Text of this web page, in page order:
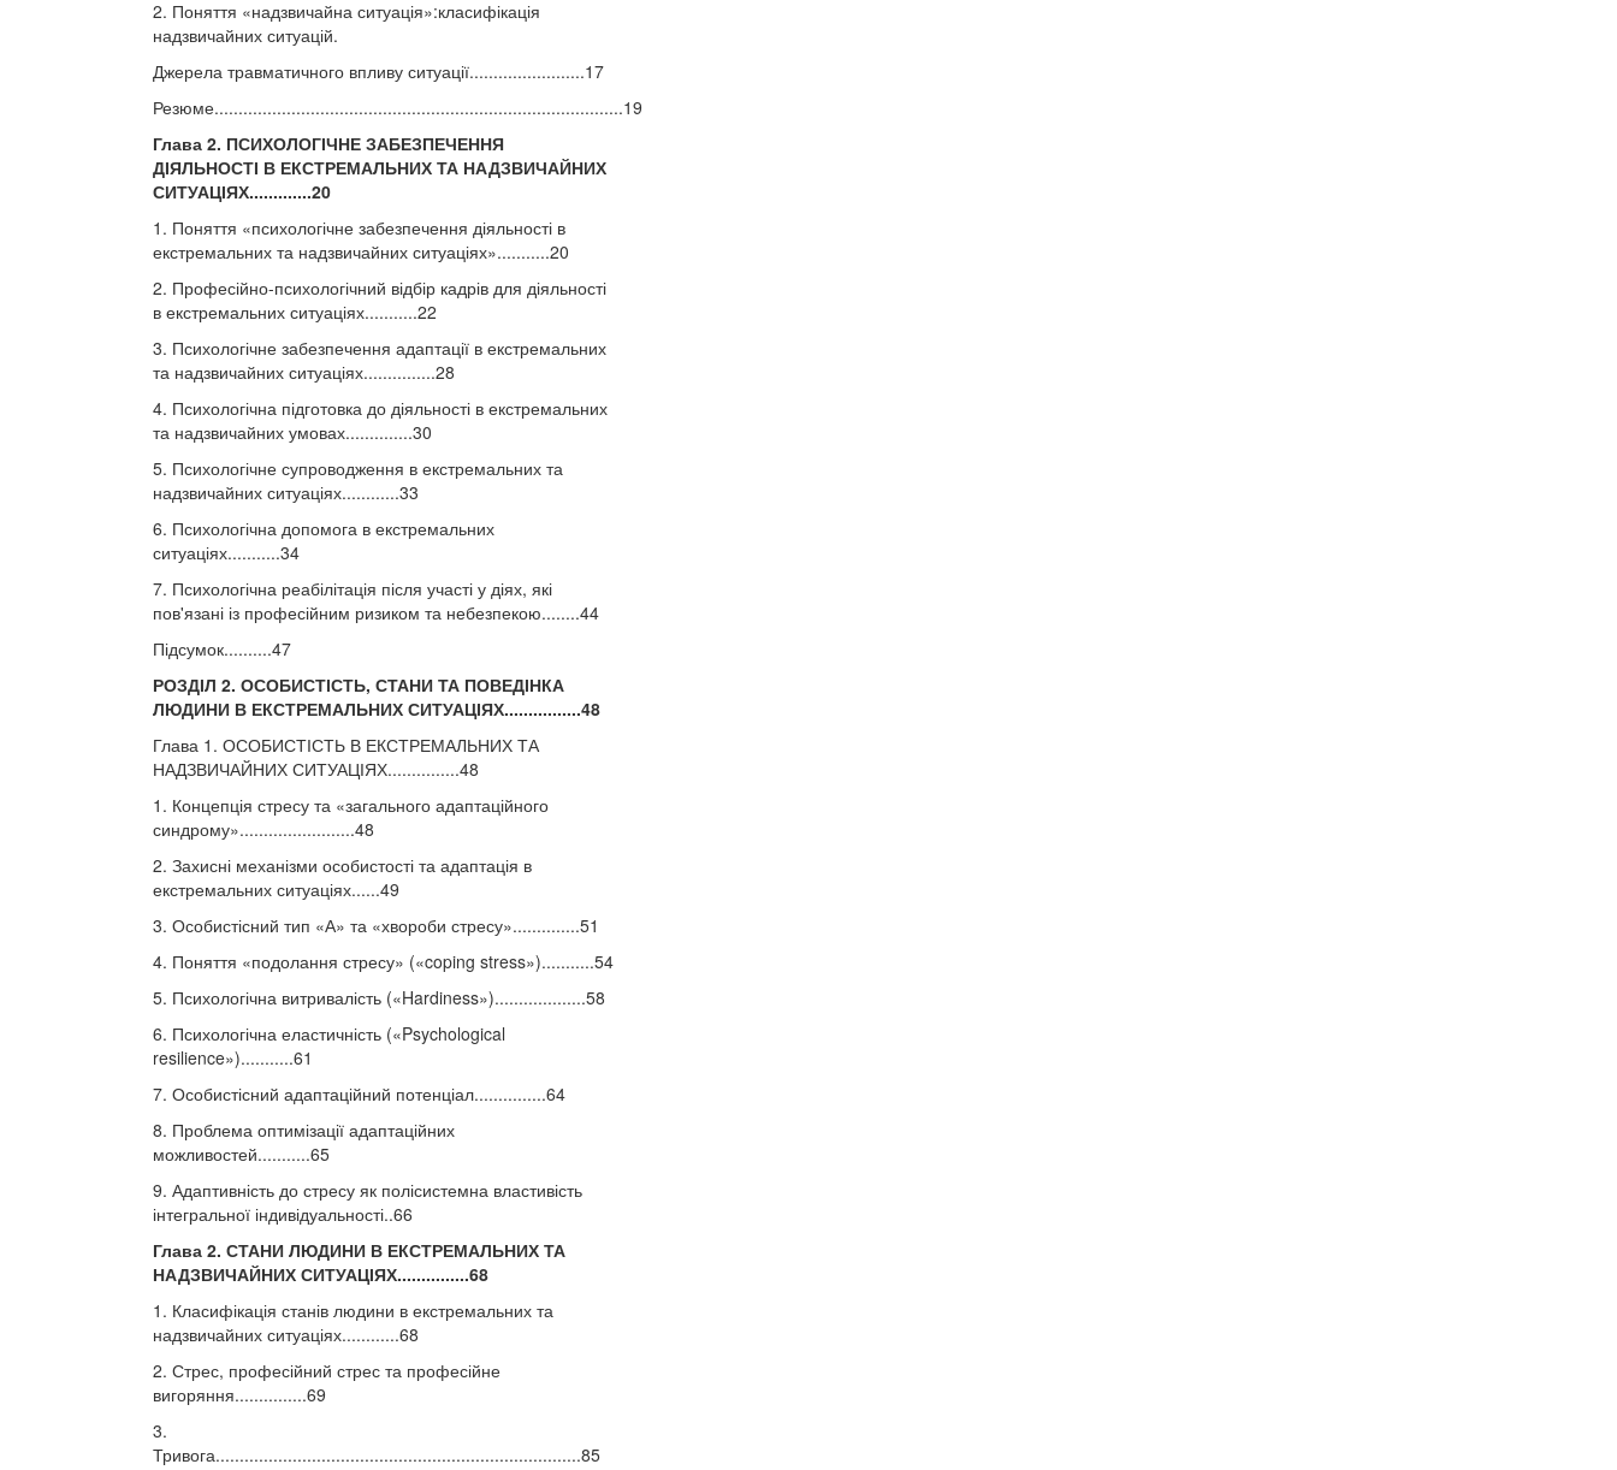
2. Поняття «надзвичайна ситуація»:класифікація
надзвичайних ситуацій.
Джерела травматичного впливу ситуації........................17
Резюме.....................................................................................19
Глава 2. ПСИХОЛОГІЧНЕ ЗАБЕЗПЕЧЕННЯ
ДІЯЛЬНОСТІ В ЕКСТРЕМАЛЬНИХ ТА НАДЗВИЧАЙНИХ
СИТУАЦІЯХ.............20
1. Поняття «психологічне забезпечення діяльності в
екстремальних та надзвичайних ситуаціях»...........20
2. Професійно-психологічний відбір кадрів для діяльності
в екстремальних ситуаціях...........22
3. Психологічне забезпечення адаптації в екстремальних
та надзвичайних ситуаціях...............28
4. Психологічна підготовка до діяльності в екстремальних
та надзвичайних умовах..............30
5. Психологічне супроводження в екстремальних та
надзвичайних ситуаціях............33
6. Психологічна допомога в екстремальних
ситуаціях...........34
7. Психологічна реабілітація після участі у діях, які
пов'язані із професійним ризиком та небезпекою........44
Підсумок..........47
РОЗДІЛ 2. ОСОБИСТІСТЬ, СТАНИ ТА ПОВЕДІНКА
ЛЮДИНИ В ЕКСТРЕМАЛЬНИХ СИТУАЦІЯХ................48
Глава 1. ОСОБИСТІСТЬ В ЕКСТРЕМАЛЬНИХ ТА
НАДЗВИЧАЙНИХ СИТУАЦІЯХ...............48
1. Концепція стресу та «загального адаптаційного
синдрому»........................48
2. Захисні механізми особистості та адаптація в
екстремальних ситуаціях......49
3. Особистісний тип «А» та «хвороби стресу»..............51
4. Поняття «подолання стресу» («coping stress»)...........54
5. Психологічна витривалість («Hardiness»)...................58
6. Психологічна еластичність («Psychological
resilience»)...........61
7. Особистісний адаптаційний потенціал...............64
8. Проблема оптимізації адаптаційних
можливостей...........65
9. Адаптивність до стресу як полісистемна властивість
інтегральної індивідуальності..66
Глава 2. СТАНИ ЛЮДИНИ В ЕКСТРЕМАЛЬНИХ ТА
НАДЗВИЧАЙНИХ СИТУАЦІЯХ...............68
1. Класифікація станів людини в екстремальних та
надзвичайних ситуаціях............68
2. Стрес, професійний стрес та професійне
вигоряння...............69
3.
Тривога............................................................................85